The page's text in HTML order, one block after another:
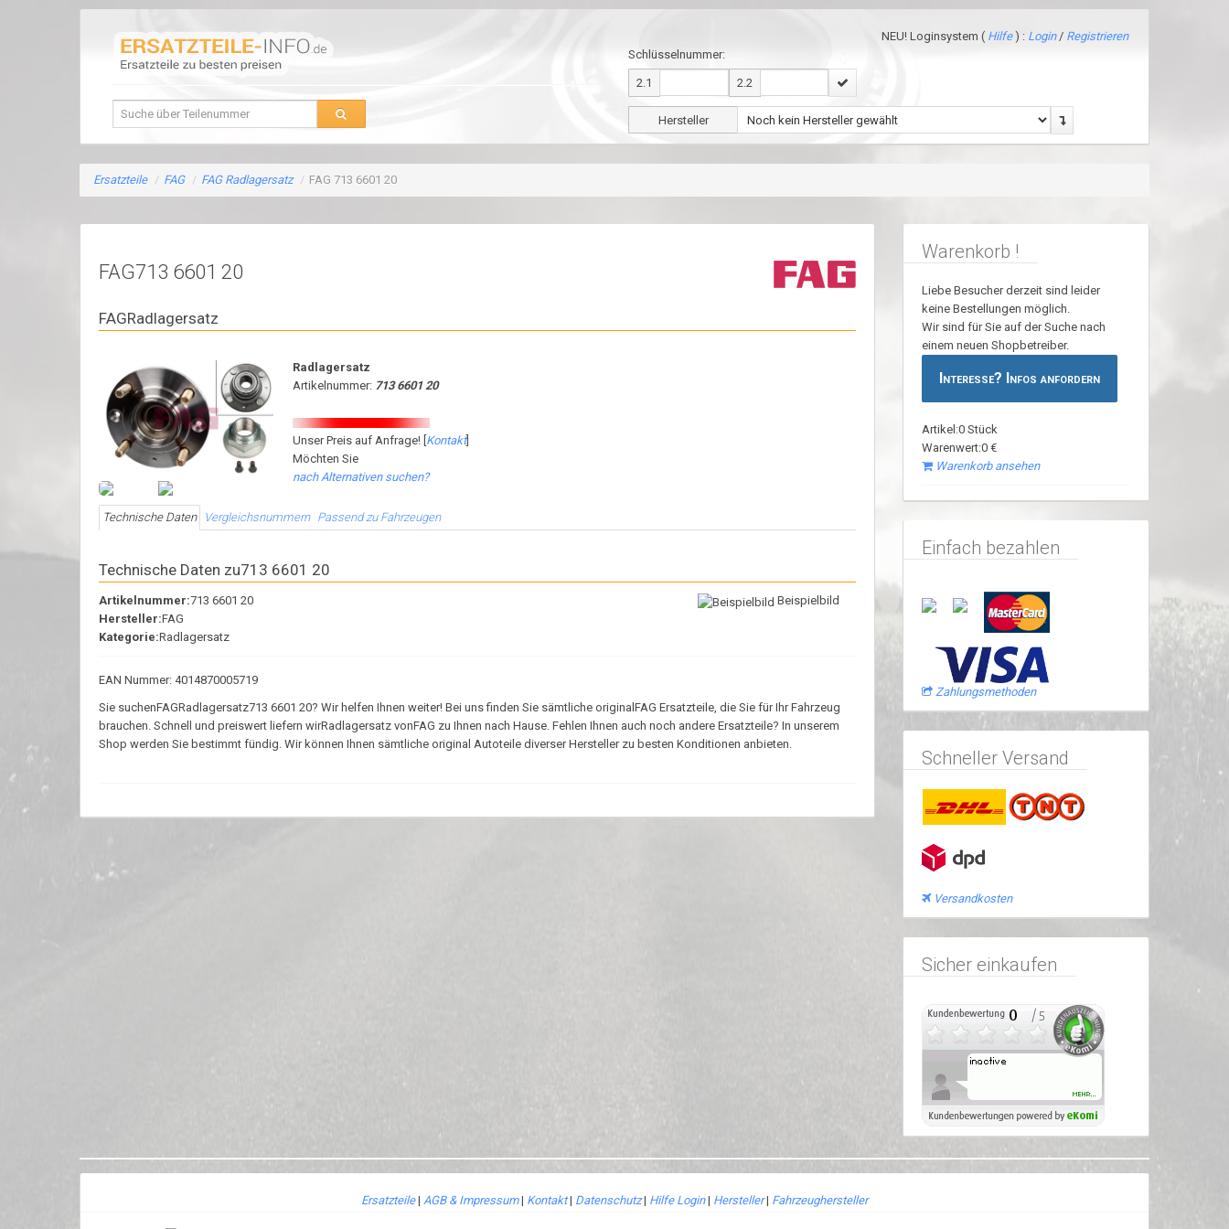
NEU! Loginsystem ( Hilfe) : Login/ Registrieren
Schlüsselnummer:
2.1 2.2
Hersteller
Ersatzteile / FAG / FAG Radlagersatz / FAG 713 6601 20
FAG713 6601 20
FAGRadlagersatz
Radlagersatz
Artikelnummer: 713 6601 20
Unser Preis auf Anfrage! [ Kontakt]
Möchten Sie
nach Alternativen suchen?
Technische Daten Vergleichsnummern Passend zu Fahrzeugen
Technische Daten zu713 6601 20
Beispielbild
Artikelnummer:713 6601 20
Hersteller:FAG
Kategorie:Radlagersatz
EAN Nummer: 4014870005719
Sie suchenFAGRadlagersatz713 6601 20? Wir helfen Ihnen weiter! Bei uns finden Sie sämtliche originalFAG Ersatzteile, die Sie für Ihr Fahrzeug
brauchen. Schnell und preiswert liefern wirRadlagersatz vonFAG zu Ihnen nach Hause. Fehlen Ihnen auch noch andere Ersatzteile? In unserem
Shop werden Sie bestimmt fündig. Wir können Ihnen sämtliche original Autoteile diverser Hersteller zu besten Konditionen anbieten.
Warenkorb !
Liebe Besucher derzeit sind leider
keine Bestellungen möglich.
Wir sind für Sie auf der Suche nach
einem neuen Shopbetreiber.
Interesse? Infos anfordern
Artikel:0 Stück
Warenwert:0 €
Warenkorb ansehen
Einfach bezahlen
Zahlungsmethoden
Schneller Versand
Versandkosten
Sicher einkaufen
Ersatzteile| AGB & Impressum| Kontakt| Datenschutz| Hilfe Login| Hersteller| Fahrzeughersteller